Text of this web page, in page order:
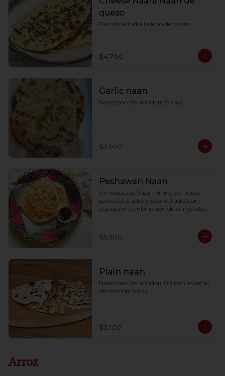
queso
Pan de la India relleno de queso
$4.700
Garlic naan
Naan(pan de la india) con ajo.
$3.990
Peshawari Naan
Un exquisito Naan relleno de frutos
secos triturados y coco rallado. Con
cualquier combinación de curry, este
$5.300
Plain naan
Naan(pan de la india). Un pan especial
de comida hindú.
$3.100
Arroz